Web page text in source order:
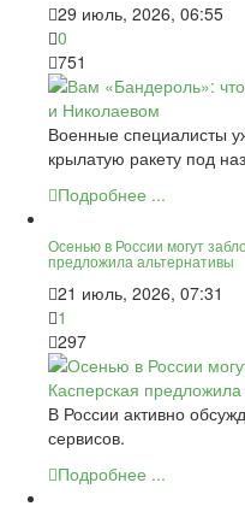
29 июль, 2026, 06:55
0
751
Военные специалисты
крылатую ракету под
Подробнее ...
Осенью в России могут
предложила альтернативы
21 июль, 2026, 07:31
1
297
В России активно
сервисов.
Подробнее ...